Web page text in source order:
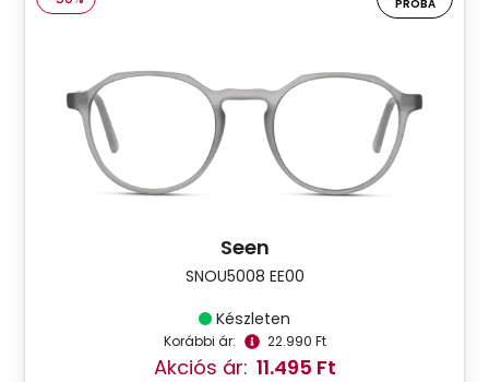
PRÓBA
Seen
SNOU5008 EE00
Készleten
Korábbi ár: 22.990 Ft
Akciós ár: 11.495 Ft